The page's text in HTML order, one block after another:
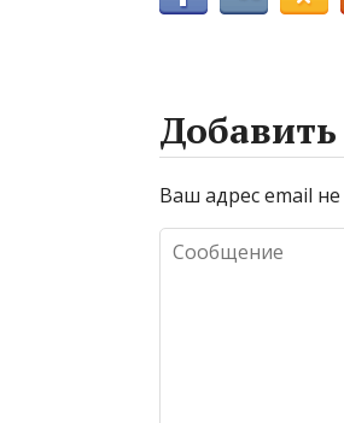
Ваш адрес email